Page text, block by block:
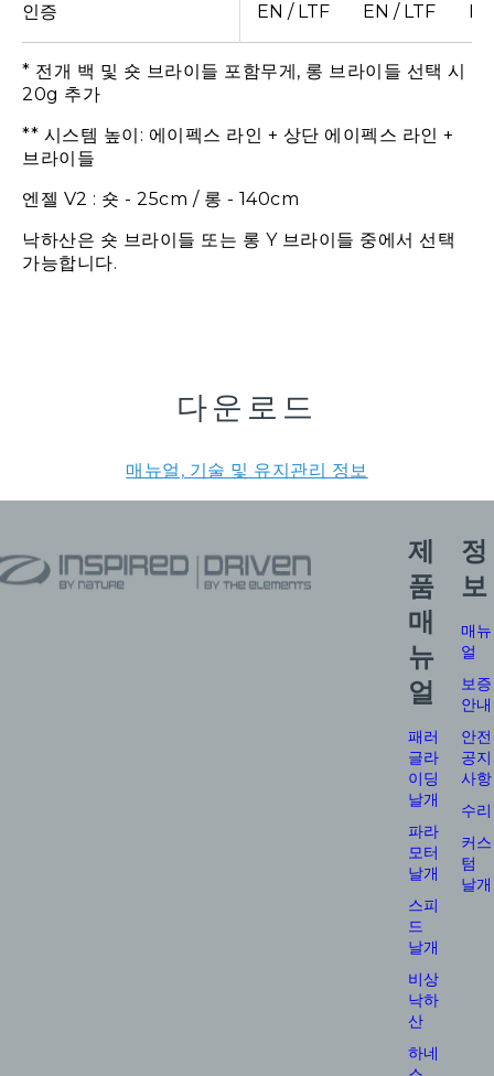
인증 EN / LTF EN / LTF
* 전개 백 및 숏 브라이들 포함무게, 롱 브라이들 선택 시
20g 추가
** 시스템 높이: 에이펙스 라인 + 상단 에이펙스 라인 +
브라이들
엔젤 V2 : 숏 - 25cm / 롱 - 140cm
낙하산은 숏 브라이들 또는 롱 Y 브라이들 중에서 선택
가능합니다.
다운로드
매뉴얼, 기술 및 유지관리 정보
제
품
매
뉴
얼
패러
글라
이딩
날개
파라
모터
날개
스피
드
날개
비상
낙하
산
하네
정
보
매뉴
얼
보증
안내
안전
공지
사항
수리
커스
텀
날개